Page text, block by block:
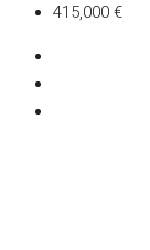
415,000 €